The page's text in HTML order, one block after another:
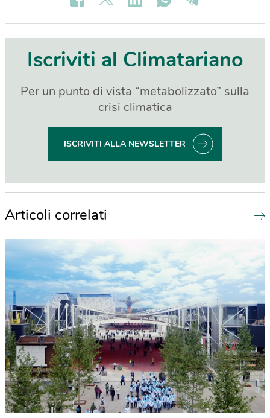
Iscriviti al Climatariano
Per un punto di vista “metabolizzato” sulla
crisi climatica
ISCRIVITI ALLA NEWSLETTER
Articoli correlati